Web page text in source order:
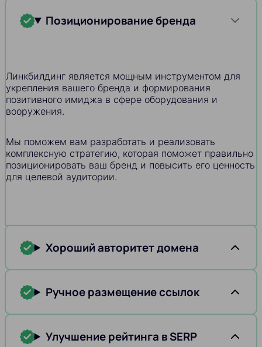
Позиционирование бренда
Линкбилдинг является мощным инструментом для
укрепления вашего бренда и формирования
позитивного имиджа в сфере оборудования и
вооружения.
Мы поможем вам разработать и реализовать
комплексную стратегию, которая поможет правильно
позиционировать ваш бренд и повысить его ценность
для целевой аудитории.
Хороший авторитет домена
Ручное размещение ссылок
Улучшение рейтинга в SERP